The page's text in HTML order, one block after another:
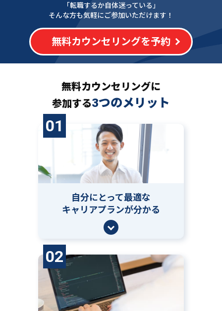
「転職するか自体迷っている」
そんな方も気軽にご参加いただけます！
無料カウンセリングを予約
無料カウンセリングに
参加する3つのメリット
01
自分にとって最適な
キャリアプランが分かる
02